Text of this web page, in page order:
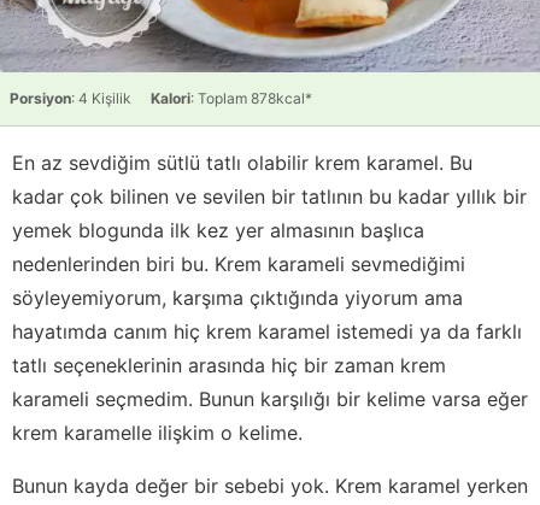
Porsiyon: 4 Kişilik Kalori: Toplam 878kcal*
En az sevdiğim sütlü tatlı olabilir krem karamel. Bu
kadar çok bilinen ve sevilen bir tatlının bu kadar yıllık bir
yemek blogunda ilk kez yer almasının başlıca
nedenlerinden biri bu. Krem karameli sevmediğimi
söyleyemiyorum, karşıma çıktığında yiyorum ama
hayatımda canım hiç krem karamel istemedi ya da farklı
tatlı seçeneklerinin arasında hiç bir zaman krem
karameli seçmedim. Bunun karşılığı bir kelime varsa eğer
krem karamelle ilişkim o kelime.
Bunun kayda değer bir sebebi yok. Krem karamel yerken